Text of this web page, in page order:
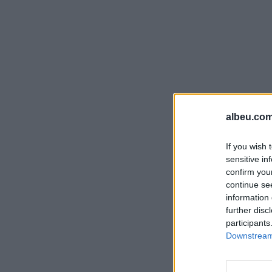
If you wish
sensitive
confirm
continue
information
further